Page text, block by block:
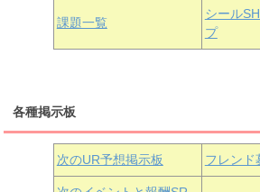
浦の星女学院3年生
黒澤ダイヤ
課題一覧
シール
プ
各種掲示板
次のUR予想掲示板 フレンド